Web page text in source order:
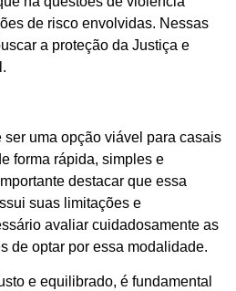
de risco envolvidas. Nessas
a proteção da Justiça e
uma opção viável para casais
forma rápida, simples e
destacar que essa
suas limitações e
avaliar cuidadosamente as
de optar por essa modalidade.
e equilibrado, é fundamental